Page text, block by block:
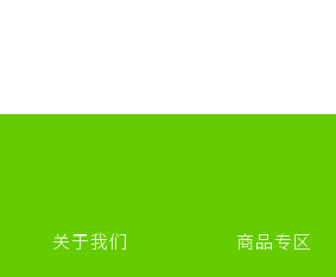
关于我们
商品专区